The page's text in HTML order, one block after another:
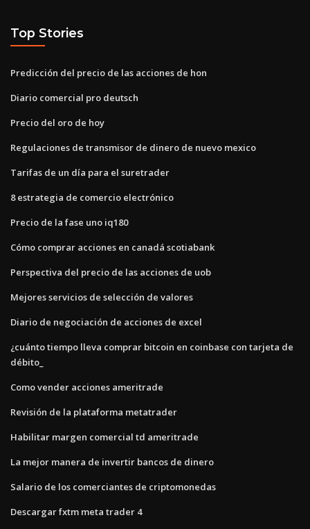
Top Stories
Predicción del precio de las acciones de hon
Diario comercial pro deutsch
Precio del oro de hoy
Regulaciones de transmisor de dinero de nuevo mexico
Tarifas de un día para el suretrader
8 estrategia de comercio electrónico
Precio de la fase uno iq180
Cómo comprar acciones en canadá scotiabank
Perspectiva del precio de las acciones de uob
Mejores servicios de selección de valores
Diario de negociación de acciones de excel
¿cuánto tiempo lleva comprar bitcoin en coinbase con tarjeta de
débito_
Como vender acciones ameritrade
Revisión de la plataforma metatrader
Habilitar margen comercial td ameritrade
La mejor manera de invertir bancos de dinero
Salario de los comerciantes de criptomonedas
Descargar fxtm meta trader 4